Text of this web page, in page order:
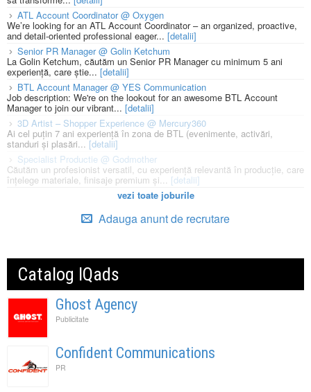
ATL Account Coordinator @ Oxygen
We’re looking for an ATL Account Coordinator – an organized, proactive,
and detail-oriented professional eager... [detalii]
Senior PR Manager @ Golin Ketchum
La Golin Ketchum, căutăm un Senior PR Manager cu minimum 5 ani
experiență, care știe... [detalii]
BTL Account Manager @ YES Communication
Job description: We're on the lookout for an awesome BTL Account
Manager to join our vibrant... [detalii]
3D Artist – Shopper Experience @ Mercury360
Ai cel puțin 7 ani experiență în zona de BTL (evenimente, activări,
standuri și plasări... [detalii]
Specialist Productie @ Godmother
Căutăm un profesionist versatil, cu experiență relevantă în producție, care
înțelege materiale, finisaje premium și... [detalii]
vezi toate joburile
Adauga anunt de recrutare
Catalog IQads
Ghost Agency
Publicitate
Confident Communications
PR